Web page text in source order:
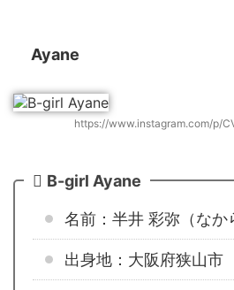
Ayane
https://www.instagram.com/p/
B-girl Ayane
名前：半井 彩弥（なか
出身地：大阪府狭山市